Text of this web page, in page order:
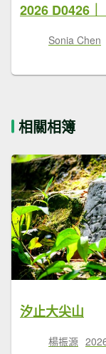
Sonia Chen
相關相簿
汐止大尖山
楊振源